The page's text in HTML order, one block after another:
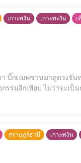
เกาะพงัน เกาะพะงัน เ
รมอีกเพียบ ไม่ว่าจะเป็
สุราษฎร์ธานี เกาะพงัน